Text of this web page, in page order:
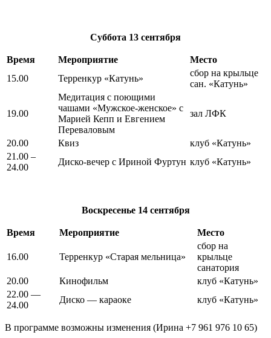
Суббота 13 сентября
Время Мероприятие
Место
15.00
Терренкур «Катунь»
сбор на крыльце
сан. «Катунь»
19.00
Медитация с поющими
чашами «Мужское-женское» с
Марией Кепп и Евгением
Переваловым
зал ЛФК
20.00 Квиз
клуб «Катунь»
21.00 –
24.00
Диско-вечер с Ириной Фуртун клуб «Катунь»
Воскресенье 14 сентября
Время Мероприятие Место
16.00 Терренкур «Старая мельница»
сбор на
крыльце
санатория
20.00
Кинофильм
клуб «Катунь»
22.00 —
24.00
Диско — караоке клуб «Катунь»
В программе возможны изменения (Ирина +7 961 976 10 65)